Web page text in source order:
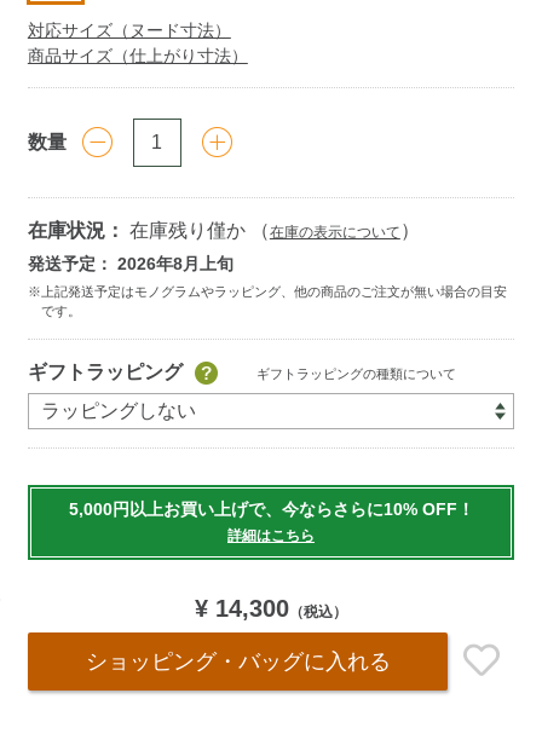
対応サイズ（ヌード寸法）
商品サイズ（仕上がり寸法）
数量
在庫状況： 在庫残り僅か （在庫の表示について ）
発送予定： 2026年8月上旬
to
cart
ギフトラッピング ギフトラッピングの種類について
5,000円以上お買い上げで、今ならさらに10% OFF！
詳細はこちら
¥ 14,300 （税込）
ショッピング・バッグに入れる